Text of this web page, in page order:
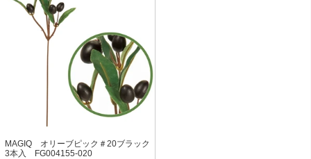
MAGIQ オリーブピック＃20ブラック
3本入 FG004155-020